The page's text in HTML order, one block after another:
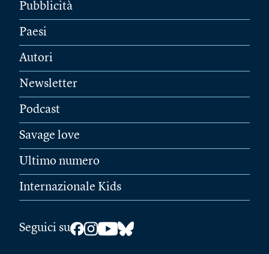
Pubblicità
Paesi
Autori
Newsletter
Podcast
Savage love
Ultimo numero
Internazionale Kids
Seguici su